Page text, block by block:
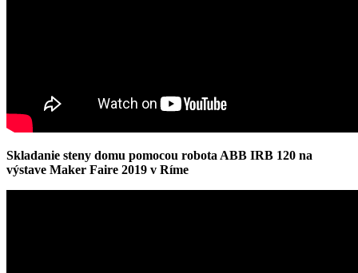
Skladanie steny domu pomocou robota ABB IRB 120 na
výstave Maker Faire 2019 v Ríme